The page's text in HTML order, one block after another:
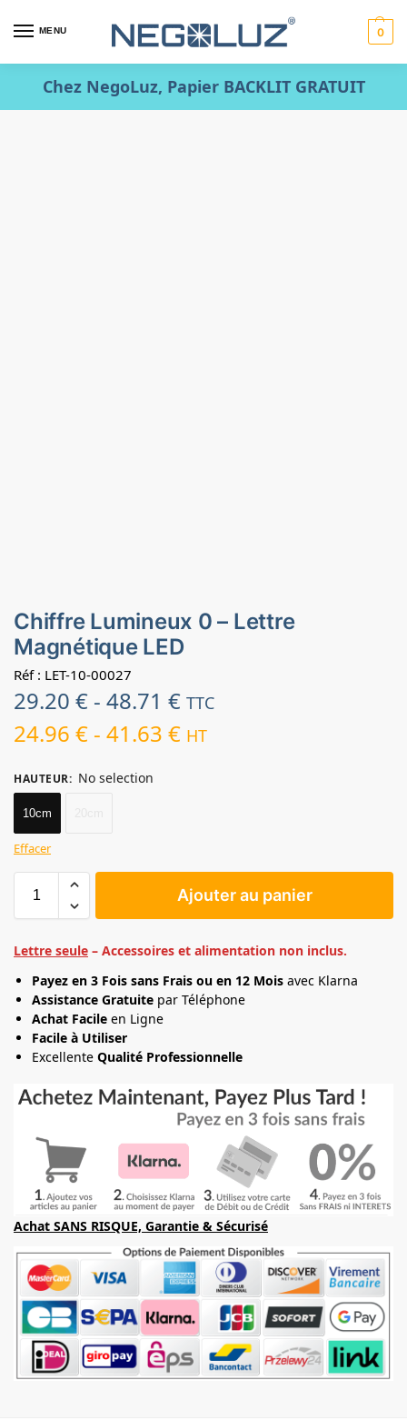
MENU 0
Chez NegoLuz, Papier BACKLIT GRATUIT
Chiffre Lumineux 0 – Lettre
Magnétique LED
Réf : LET-10-00027
29.20 € - 48.71 € TTC
24.96 € - 41.63 € HT
HAUTEUR: No selection
10cm
Effacer
Ajouter au panier
Lettre seule – Accessoires et alimentation non inclus.
Payez en 3 Fois sans Frais ou en 12 Mois avec Klarna
Assistance Gratuite par Téléphone
Achat Facile en Ligne
Facile à Utiliser
Excellente Qualité Professionnelle
Achat SANS RISQUE, Garantie & Sécurisé